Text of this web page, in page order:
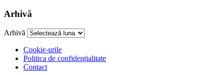
Arhivă
Arhivă
Cookie-urile
Politica de confidențialitate
Contact